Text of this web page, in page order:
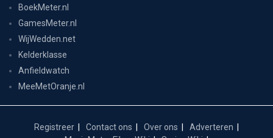
BoekMeter.nl
GamesMeter.nl
WijWedden.net
Kelderklasse
Anfieldwatch
MeeMetOranje.nl
Registreer Contact ons Over ons
Adverteren